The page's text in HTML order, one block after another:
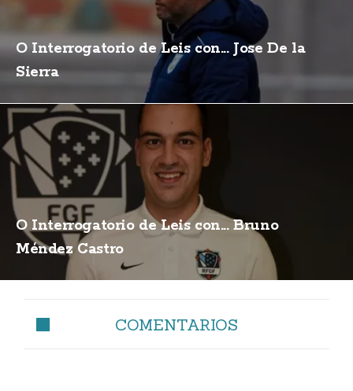
O Interrogatorio de Leis con... Jose De la
Sierra
O Interrogatorio de Leis con... Bruno
Méndez Castro
COMENTARIOS